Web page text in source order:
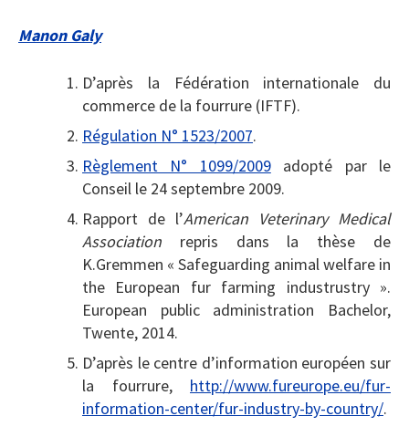
Manon Galy
D’après la Fédération internationale du
commerce de la fourrure (IFTF).
Régulation N° 1523/2007.
Règlement N° 1099/2009adopté par le
Conseil le 24 septembre 2009.
Rapport de l’American Veterinary Medical
Association repris dans la thèse de
K.Gremmen « Safeguarding animal welfare in
the European fur farming industrustry ».
European public administration Bachelor,
Twente, 2014.
D’après le centre d’information européen sur
la fourrure, http://www.fureurope.eu/fur-
information-center/fur-industry-by-country/.